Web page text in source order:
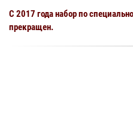
С 2017 года набор по
прекращен.